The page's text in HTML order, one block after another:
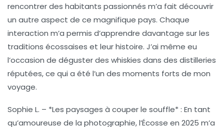
rencontrer des habitants passionnés m’a fait découvrir
un autre aspect de ce magnifique pays. Chaque
interaction m’a permis d’apprendre davantage sur les
traditions écossaises et leur histoire. J’ai même eu
l’occasion de déguster des whiskies dans des distilleries
réputées, ce qui a été l’un des moments forts de mon
voyage.
Sophie L. – *Les paysages à couper le souffle* : En tant
qu’amoureuse de la photographie, l’Écosse en 2025 m’a